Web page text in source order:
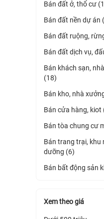
Bán đất ở, thổ cư
Bán đất nền dự án
Bán đất ruộng,
Bán đất dịch vụ,
Bán khách sạn,
(18)
Bán kho, nhà
Bán cửa hàng, kiot
Bán tòa chung cư
Bán trang trại, khu
dưỡng (6)
Bán bất động sản
Xem theo giá